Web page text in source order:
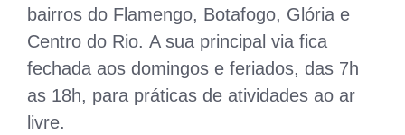
bairros do Flamengo, Botafogo, Glória e
Centro do Rio. A sua principal via fica
fechada aos domingos e feriados, das 7h
as 18h, para práticas de atividades ao ar
livre.